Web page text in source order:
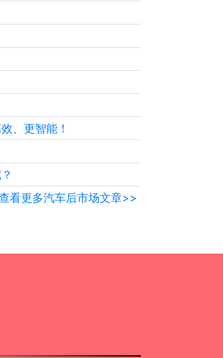
、更智能！
看更多汽车后市场文章>>